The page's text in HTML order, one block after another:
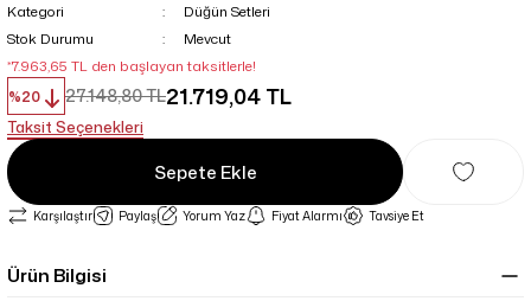
Kategori
Düğün Setleri
Stok Durumu
Mevcut
*7.963,65 TL den başlayan taksitlerle!
%20
27.148,80 TL21.719,04 TL
Taksit Seçenekleri
Sepete Ekle
Karşılaştır Paylaş Yorum Yaz Fiyat Alarmı Tavsiye Et
Ürün Bilgisi